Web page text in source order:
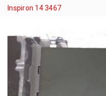
Inspiron 14 3467